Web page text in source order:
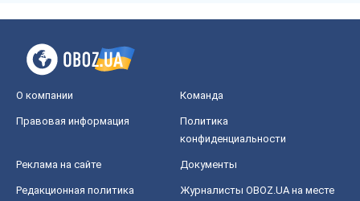
О компании Команда
Правовая информация
Политика
конфиденциальности
Реклама на сайте Документы
Редакционная политика
Журналисты OBOZ.UA на месте